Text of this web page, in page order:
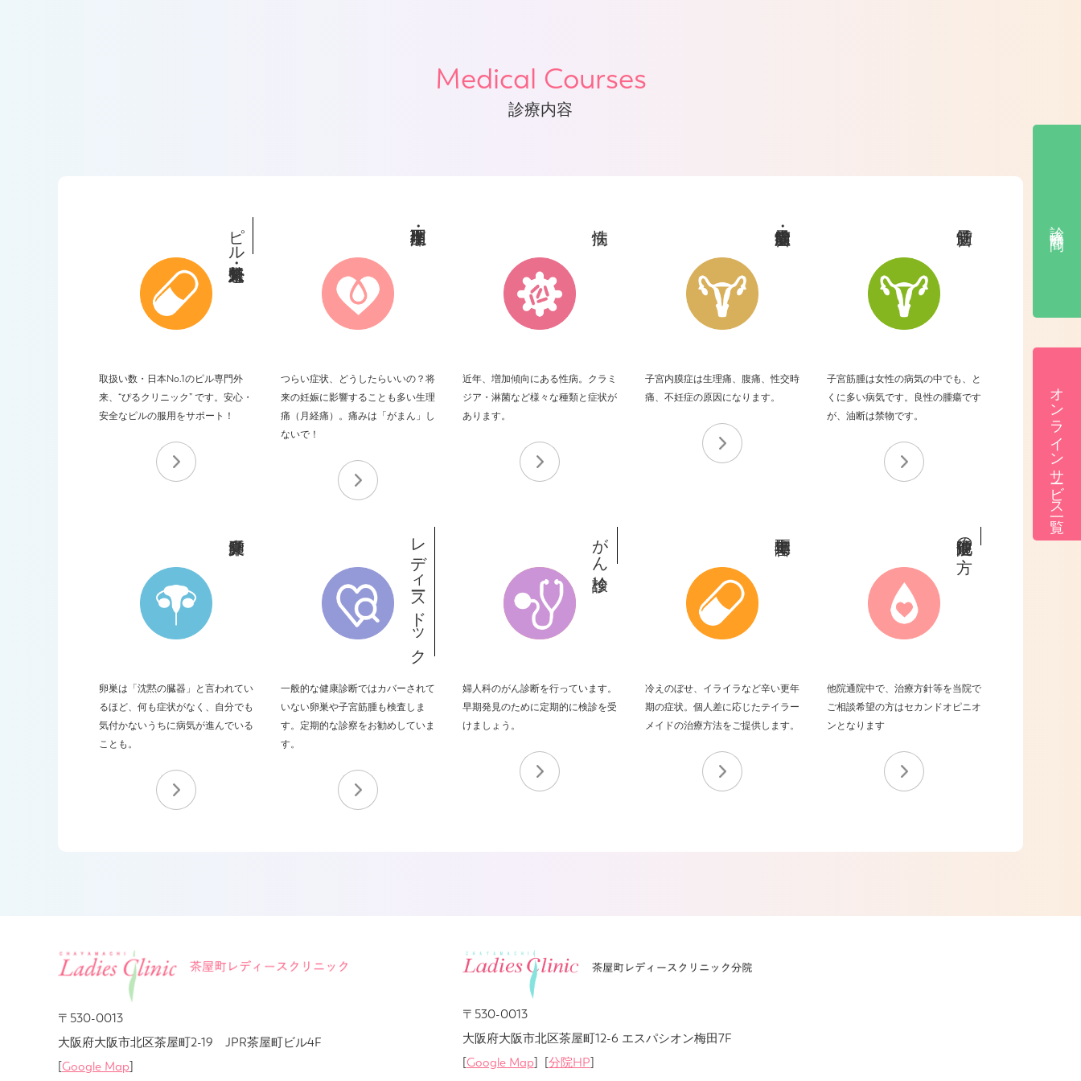
オンラインサービス一覧
Medical Courses
診療内容
ピル外来・緊急避妊
取扱い数・日本No.1のピル専門外
来、“ぴるクリニック” です。 安心・
安全なピルの服用をサポート！
つらい症状、どうしたらいいの？将
来の妊娠に影響することも多い生理
痛 （月経痛）。痛みは「がまん」し
ないで！
近年、増加傾向にある性病。 クラミ
ジア・淋菌など様々な種類と症状が
あります。
子宮内膜症は生理痛、 腹痛、性交時
痛、 不妊症の原因になります。
子宮筋腫は女性の病気の中でも、
と
くに多い病気です。
良性の腫瘍です
が、油断は禁物です。
卵巣は「沈黙の臓器」と言われてい
るほど、 何も症状がなく、自分でも
気付かないうちに病気が進んでいる
ことも。
レディースドック
一般的な健康診断ではカバーされて
いない卵巣や子宮筋腫も検査しま
す。定期的な診察をお勧めしていま
す。
がん検診
婦人科のがん診断を行っています。
早期発見のために定期的に検診を受
けましょう。
冷えのぼせ、イライラなど辛い更年
期の症状。個人差に応じたテイラー
メイドの治療方法をご提供します。
の方
他院通院中で、 治療方針等を当院で
ご相談希望の方はセカンドオピニオ
ンとなります
〒530-0013
大阪府大阪市北区茶屋町2-19 JPR茶屋町ビル4F
[Google Map]
〒530-0013
大阪府大阪市北区茶屋町12-6 エスパシオン梅田7F
[Google Map] [分院HP]